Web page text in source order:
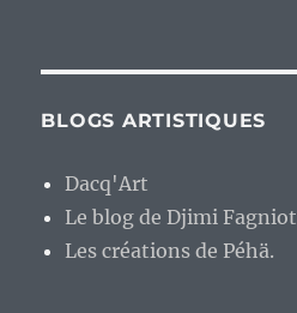
BLOGS ARTISTIQUES
Dacq'Art
Le blog de Djimi Fagniot
Les créations de Péhä.